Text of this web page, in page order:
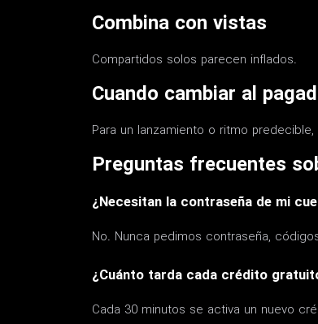
Combina con vistas
Compartidos solos parecen inflados.
Cuando cambiar al
Para un lanzamiento o ritmo
Preguntas frecuentes
¿Necesitan la contraseña de mi
No. Nunca pedimos contraseña,
¿Cuánto tarda cada crédito
Cada 30 minutos se activa un nuevo